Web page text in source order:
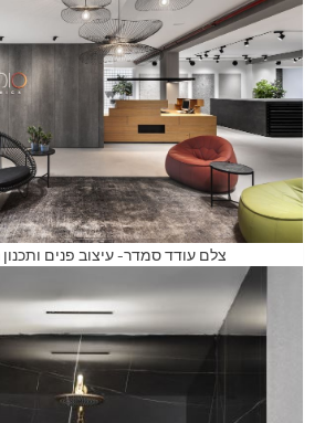
צלם עודד סמדר- עיצוב פנים ותכנון